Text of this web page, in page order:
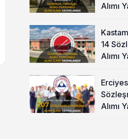
Alımı
14
Alımı
Alımı